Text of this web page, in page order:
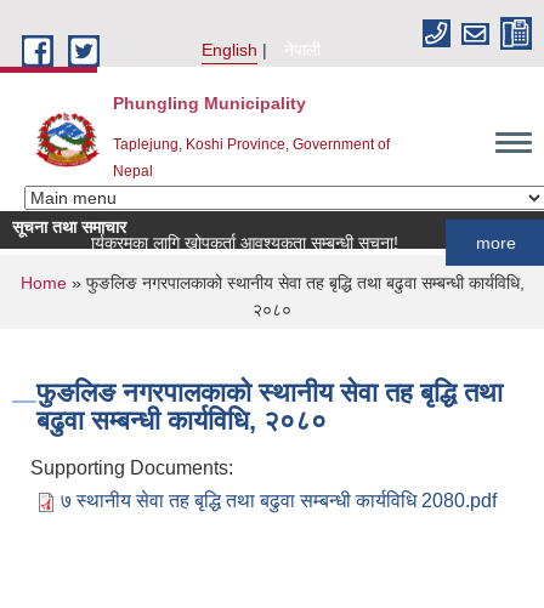
English
नेपाली
Phungling Municipality
Taplejung, Koshi Province, Government of
Nepal
सूचना तथा समाचार
खोप कार्यक्रमका लागि खोपकर्ता आवश्यकता सम्बन्धी सूचना!
You are here
Home» फुङलिङ नगरपालकाको स्थानीय सेवा तह बृद्धि तथा बढुवा सम्बन्धी कार्यविधि,
२०८०
फुङलिङ नगरपालकाको स्थानीय सेवा तह बृद्धि तथा
बढुवा सम्बन्धी कार्यविधि, २०८०
Supporting Documents:
७ स्थानीय सेवा तह बृद्धि तथा बढुवा सम्बन्धी कार्यविधि 2080.pdf